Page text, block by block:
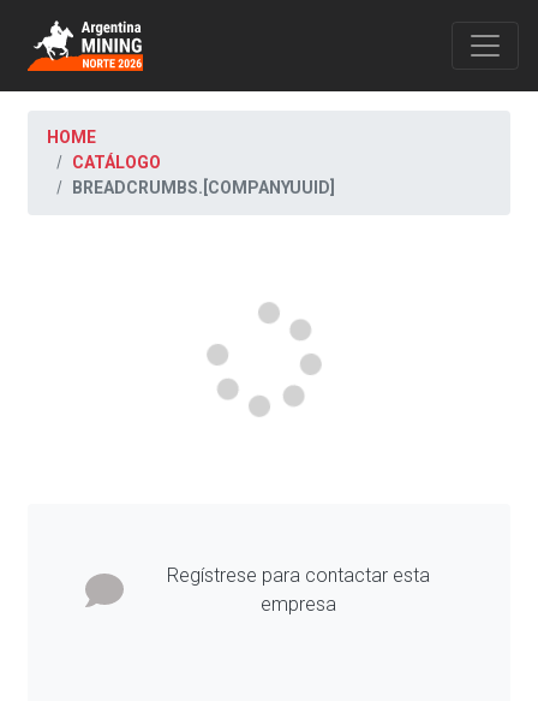
HOME
CATÁLOGO
BREADCRUMBS.[COMPANYUUID]
Regístrese para contactar esta
empresa